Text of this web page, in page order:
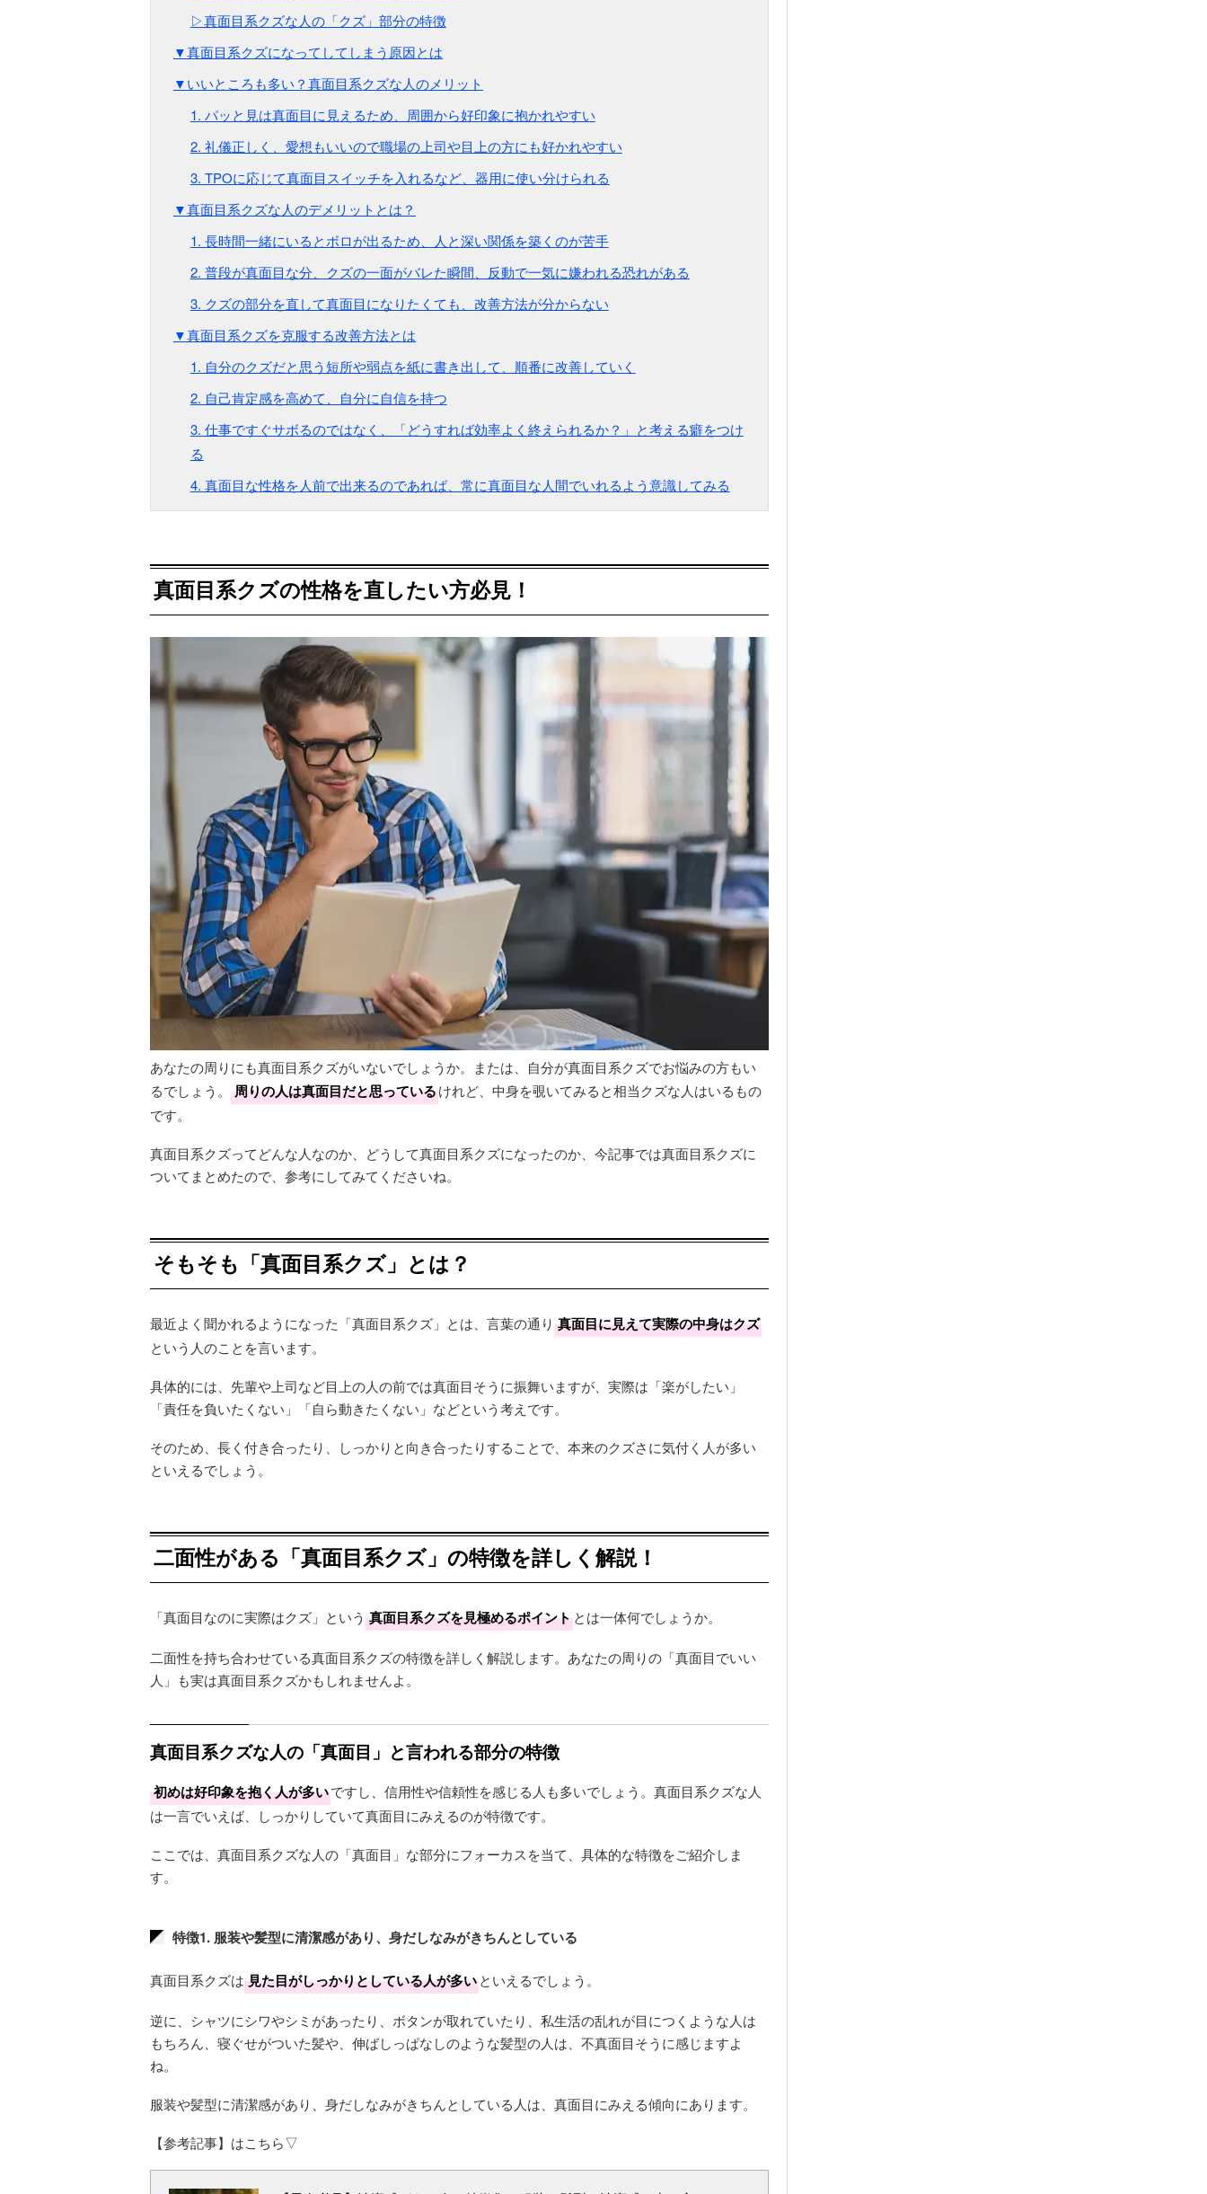
▷真面目系クズな人の「クズ」部分の特徴
▼真面目系クズになってしてしまう原因とは
▼いいところも多い？真面目系クズな人のメリット
1. パッと見は真面目に見えるため、周囲から好印象に抱かれやすい
2. 礼儀正しく、愛想もいいので職場の上司や目上の方にも好かれやすい
3. TPOに応じて真面目スイッチを入れるなど、器用に使い分けられる
▼真面目系クズな人のデメリットとは？
1. 長時間一緒にいるとボロが出るため、人と深い関係を築くのが苦手
2. 普段が真面目な分、クズの一面がバレた瞬間、反動で一気に嫌われる恐れがある
3. クズの部分を直して真面目になりたくても、改善方法が分からない
▼真面目系クズを克服する改善方法とは
1. 自分のクズだと思う短所や弱点を紙に書き出して、順番に改善していく
2. 自己肯定感を高めて、自分に自信を持つ
3. 仕事ですぐサボるのではなく、「どうすれば効率よく終えられるか？」と考える癖をつけ
る
4. 真面目な性格を人前で出来るのであれば、常に真面目な人間でいれるよう意識してみる
真面目系クズの性格を直したい方必見！
あなたの周りにも真面目系クズがいないでしょうか。または、自分が真面目系クズでお悩みの方もい
るでしょう。
周りの人は真面目だと思っているけれど、中身を覗いてみると相当クズな人はいるもの
です。
真面目系クズってどんな人なのか、どうして真面目系クズになったのか、今記事では真面目系クズに
ついてまとめたので、参考にしてみてくださいね。
そもそも「真面目系クズ」とは？
最近よく聞かれるようになった「真面目系クズ」とは、言葉の通り 真面目に見えて実際の中身はクズ
という人のことを言います。
具体的には、先輩や上司など目上の人の前では真面目そうに振舞いますが、実際は「楽がしたい」
「責任を負いたくない」「自ら動きたくない」などという考えです。
そのため、長く付き合ったり、しっかりと向き合ったりすることで、本来のクズさに気付く人が多い
といえるでしょう。
二面性がある「真面目系クズ」の特徴を詳しく解説！
「真面目なのに実際はクズ」という 真面目系クズを見極めるポイントとは一体何でしょうか。
二面性を持ち合わせている真面目系クズの特徴を詳しく解説します。あなたの周りの「真面目でいい
人」も実は真面目系クズかもしれませんよ。
真面目系クズな人の「真面目」と言われる部分の特徴
初めは好印象を抱く人が多いですし、信用性や信頼性を感じる人も多いでしょう。真面目系クズな人
は一言でいえば、しっかりしていて真面目にみえるのが特徴です。
ここでは、真面目系クズな人の「真面目」な部分にフォーカスを当て、具体的な特徴をご紹介しま
す。
特徴1. 服装や髪型に清潔感があり、身だしなみがきちんとしている
真面目系クズは 見た目がしっかりとしている人が多いといえるでしょう。
逆に、シャツにシワやシミがあったり、ボタンが取れていたり、私生活の乱れが目につくような人は
もちろん、寝ぐせがついた髪や、伸ばしっぱなしのような髪型の人は、不真面目そうに感じますよ
ね。
服装や髪型に清潔感があり、身だしなみがきちんとしている人は、真面目にみえる傾向にあります。
【参考記事】はこちら▽